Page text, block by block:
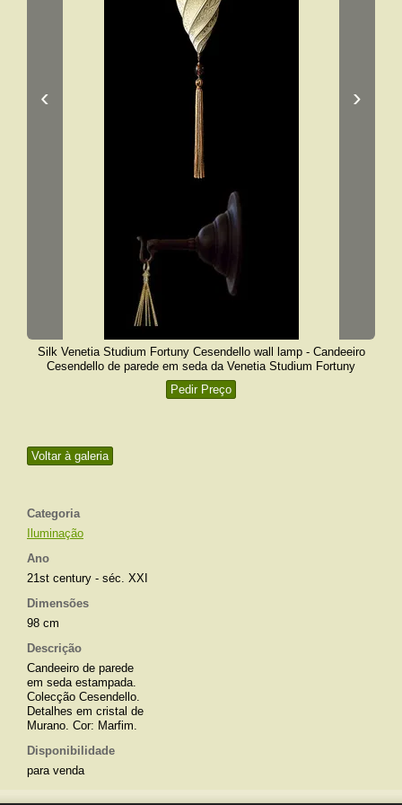
Voltar à galeria
Categoria
Iluminação
Ano
21st century - séc. XXI
Dimensões
98 cm
Descrição
Candeeiro de parede
em seda estampada.
Colecção Cesendello.
Detalhes em cristal de
Murano. Cor: Marfim.
Disponibilidade
para venda
‹ ›
Silk Venetia Studium Fortuny Cesendello wall lamp - Candeeiro
Cesendello de parede em seda da Venetia Studium Fortuny
Pedir Preço